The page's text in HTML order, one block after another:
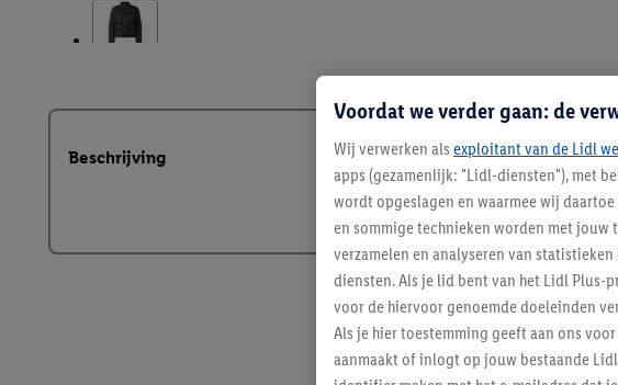
Beschrijving
Voordat we verder gaan: de
Wij verwerken als exploitant van de Lidl
apps (gezamenlijk: "Lidl-diensten"), met
wordt opgeslagen en waarmee wij
en sommige technieken worden met
verzamelen en analyseren van
diensten. Als je lid bent van het Lidl Plus-
voor de hiervoor genoemde doeleinden
Als je hier toestemming geeft aan ons
aanmaakt of inlogt op jouw bestaande